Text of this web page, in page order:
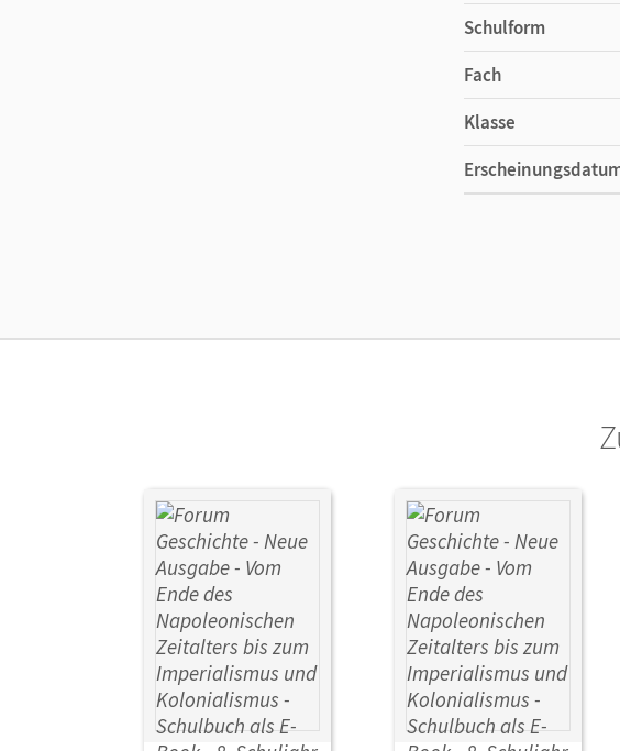
Schulform
Fach
Klasse